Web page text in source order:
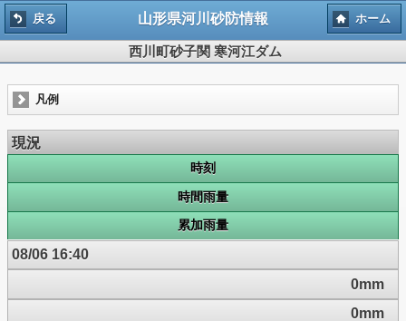
戻る 山形県河川砂防情報 ホーム
西川町砂子関 寒河江ダム
凡例
現況
時刻
時間雨量
累加雨量
08/06 16:40
0mm
0mm